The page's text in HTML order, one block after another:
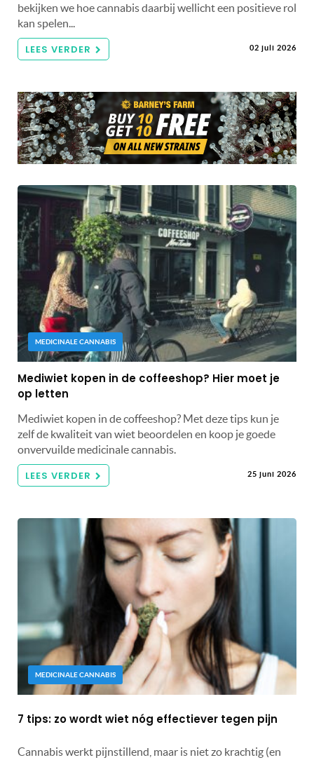
bekijken we hoe cannabis daarbij wellicht een positieve rol
kan spelen...
LEES VERDER 02 juli 2026
MEDICINALE CANNABIS
Mediwiet kopen in de coffeeshop? Hier moet je
op letten
Mediwiet kopen in de coffeeshop? Met deze tips kun je
zelf de kwaliteit van wiet beoordelen en koop je goede
onvervuilde medicinale cannabis.
LEES VERDER 25 juni 2026
MEDICINALE CANNABIS
7 tips: zo wordt wiet nóg effectiever tegen pijn
Cannabis werkt pijnstillend, maar is niet zo krachtig (en